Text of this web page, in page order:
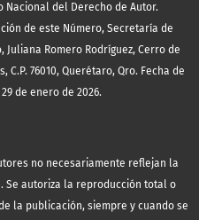
del Derecho de Autor.
de este Número, Secretaría de
Juliana Romero Rodríguez, Cerro de
C.P. 76010, Querétaro, Qro. Fecha de
de enero de 2026.
no necesariamente reflejan la
Se autoriza la reproducción total o
la publicación, siempre y cuando se